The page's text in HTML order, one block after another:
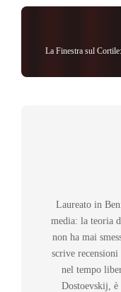
La Finestra sul
Laureato in
media: la teoria
non ha mai
scrive
nel tempo
Dostoevskij, è